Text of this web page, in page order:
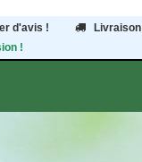
d'avis !
!